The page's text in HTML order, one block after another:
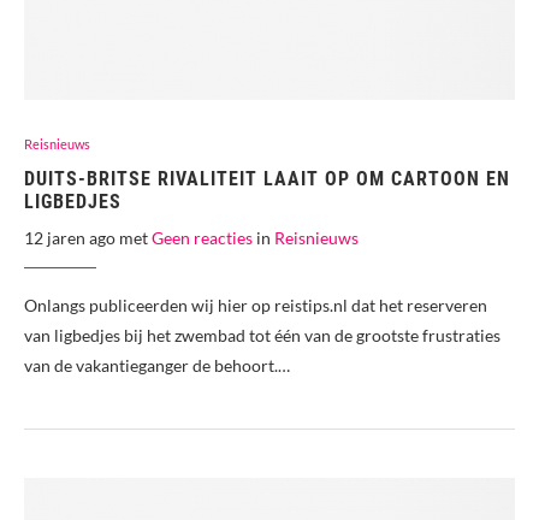
Reisnieuws
DUITS-BRITSE RIVALITEIT LAAIT OP OM CARTOON EN
LIGBEDJES
12 jaren ago metGeen reacties in Reisnieuws
Onlangs publiceerden wij hier op reistips.nl dat het reserveren
van ligbedjes bij het zwembad tot één van de grootste frustraties
van de vakantieganger de behoort.…